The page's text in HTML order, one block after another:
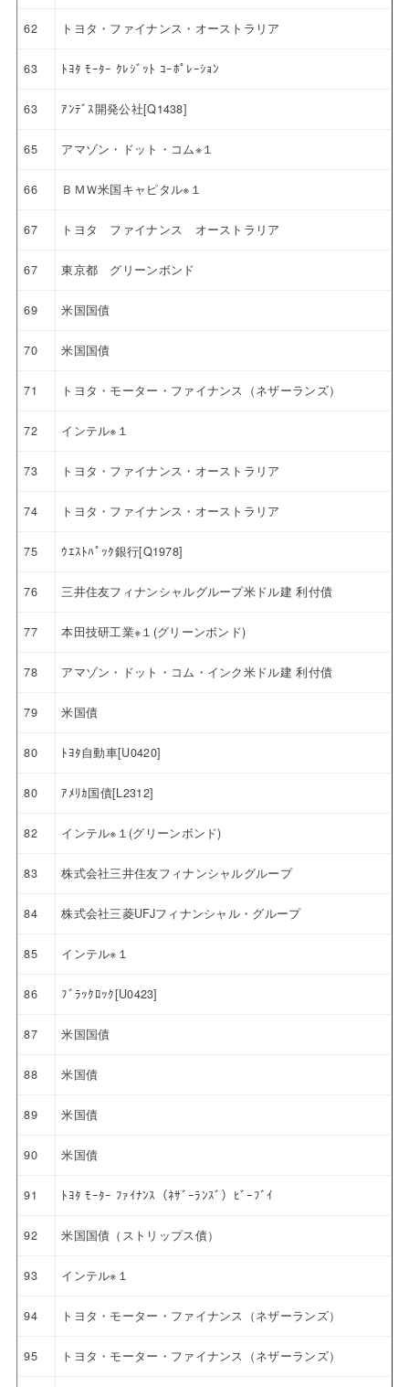
62 トヨタ・ファイナンス・オーストラリア
63 ﾄﾖﾀ ﾓｰﾀｰ ｸﾚｼﾞｯﾄ ｺｰﾎﾟﾚｰｼｮﾝ
63 ｱﾝﾃﾞｽ開発公社[Q1438]
65 アマゾン・ドット・コム※１
66 ＢＭＷ米国キャピタル※１
67 トヨタ ファイナンス オーストラリア
67 東京都 グリーンボンド
69 米国国債
70 米国国債
71 トヨタ・モーター・ファイナンス（ネザーランズ）
72 インテル※１
73 トヨタ・ファイナンス・オーストラリア
74 トヨタ・ファイナンス・オーストラリア
75 ｳｴｽﾄﾊﾟｯｸ銀行[Q1978]
76 三井住友フィナンシャルグループ米ドル建 利付債
77 本田技研工業※１(グリーンボンド)
78 アマゾン・ドット・コム・インク米ドル建 利付債
79 米国債
80 ﾄﾖﾀ自動車[U0420]
80 ｱﾒﾘｶ国債[L2312]
82 インテル※１(グリーンボンド)
83 株式会社三井住友フィナンシャルグループ
84 株式会社三菱UFJフィナンシャル・グループ
85 インテル※１
86 ﾌﾞﾗｯｸﾛｯｸ[U0423]
87 米国国債
88 米国債
89 米国債
90 米国債
91 ﾄﾖﾀ ﾓｰﾀｰ ﾌｧｲﾅﾝｽ（ﾈｻﾞｰﾗﾝｽﾞ）ﾋﾞｰﾌﾞｲ
92 米国国債（ストリップス債）
93 インテル※１
94 トヨタ・モーター・ファイナンス（ネザーランズ）
95 トヨタ・モーター・ファイナンス（ネザーランズ）